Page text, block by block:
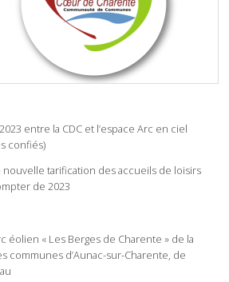
entre la CDC et l’espace Arc en ciel
confiés)
nouvelle tarification des accueils de loisirs
de 2023
éolien « Les Berges de Charente » de la
communes d’Aunac-sur-Charente, de